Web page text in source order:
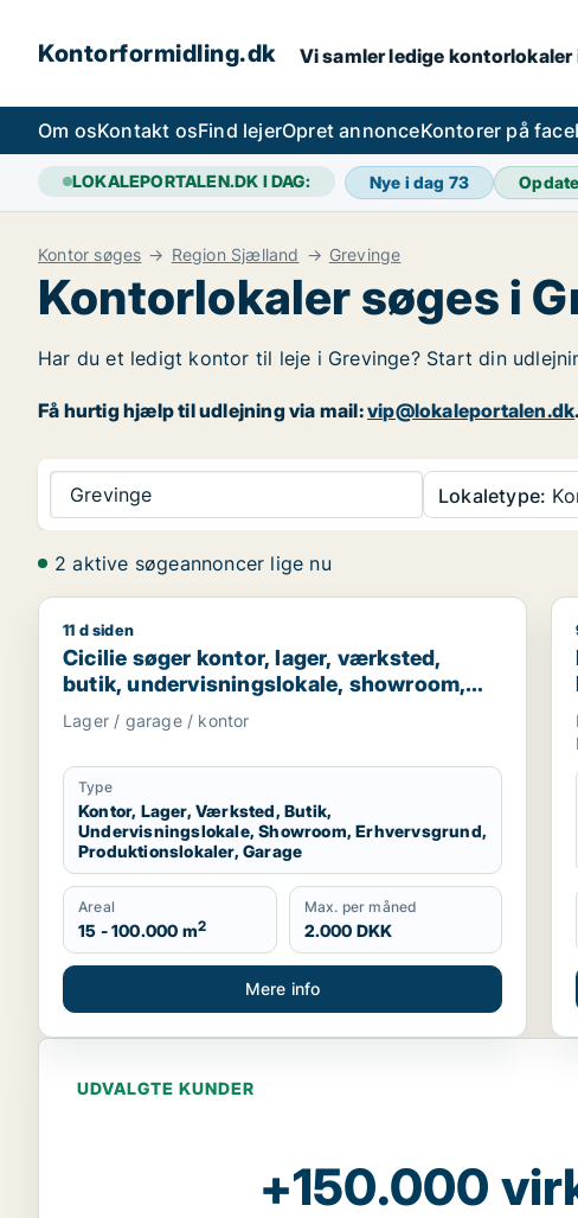
Kontorformidling.dk Vi samler ledige
Om osKontakt osFind lejerOpret annonceKontorer på
LOKALEPORTALEN.DK I DAG: Nye i dag 73
Kontor søges Region Sjælland Grevinge
Kontorlokaler søges i
Har du et ledigt kontor til leje i Grevinge? Start din
Få hurtig hjælp til udlejning via mail:vip@lokaleportalen.dk.
Grevinge Lokaletype:
2 aktive søgeannoncer lige nu
Cicilie søger kontor, lager, værksted, butik,
11 d siden
Cicilie søger kontor, lager, værksted,
butik, undervisningslokale, showroom,
erhvervsgrund, produktionslokaler eller
garage til leje i Region Sjælland eller
Nordsjælland
Lager / garage / kontor
Type
Kontor, Lager, Værksted, Butik,
Undervisningslokale, Showroom, Erhvervsgrund,
Produktionslokaler, Garage
Areal
15 - 100.000 m2
Max. per måned
2.000 DKK
Mere info
UDVALGTE KUNDER
+150.000